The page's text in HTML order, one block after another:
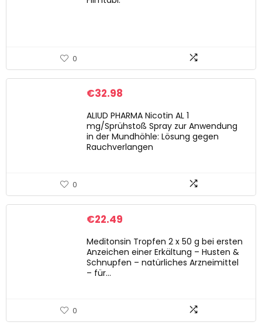
0
€32.98
ALIUD PHARMA Nicotin AL 1
mg/Sprühstoß Spray zur Anwendung
in der Mundhöhle: Lösung gegen
Rauchverlangen
0
€22.49
Meditonsin Tropfen 2 x 50 g bei ersten
Anzeichen einer Erkältung – Husten &
Schnupfen – natürliches Arzneimittel
– für…
0